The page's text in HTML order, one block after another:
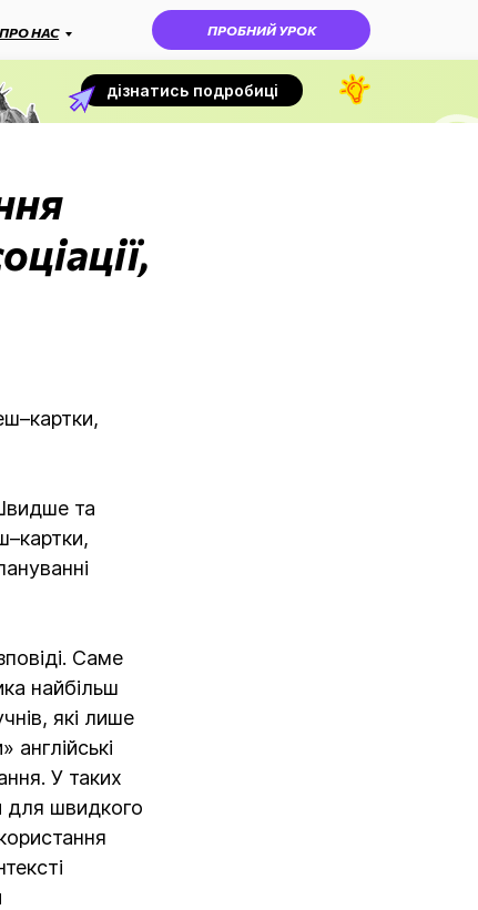
ПРОБНИЙ УРОК
ПРО НАС
дізнатись подробиці
та
Саме
найбільш
які лише
У таких
для швидкого